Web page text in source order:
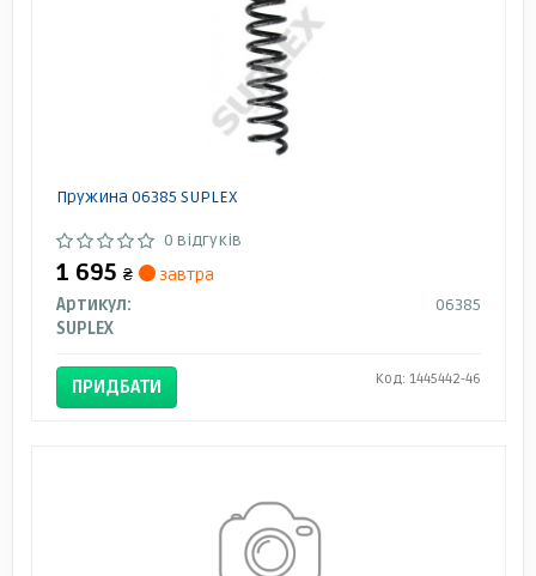
Пружина 06385 SUPLEX
0 відгуків
1 695 ₴
завтра
Артикул:
06385
SUPLEX
ПРИДБАТИ Код: 1445442-46